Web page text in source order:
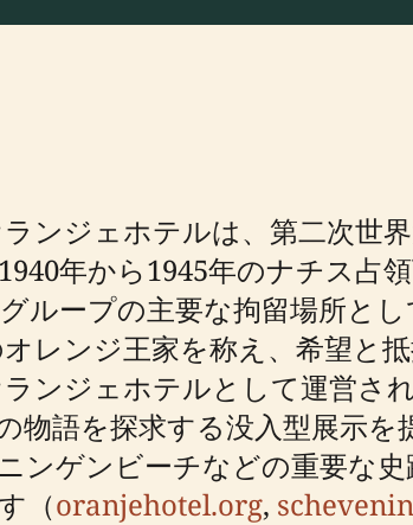
ンジェホテルは、第二次世
年から1945年のナチス占
ループの主要な拘留場所と
レンジ王家を称え、希望と
ンジェホテルとして運営さ
物語を探求する没入型展示
ンゲンビーチなどの重要な
（oranjehotel.org,